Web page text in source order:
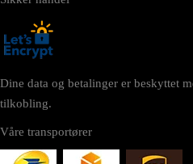
Dine data og betalinger er beskyttet
tilkobling.
Våre transportører